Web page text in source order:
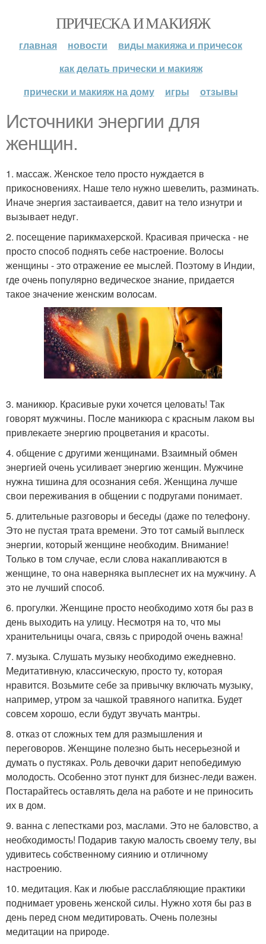
ПРИЧЕСКА И МАКИЯЖ
главная новости
виды макияжа и причесок
как делать прически и макияж
прически и макияж на дому
игры отзывы
Источники энергии для
женщин.
1. массаж. Женское тело просто нуждается в
прикосновениях. Наше тело нужно шевелить, разминать.
Иначе энергия застаивается, давит на тело изнутри и
вызывает недуг.
2. посещение парикмахерской. Красивая прическа - не
просто способ поднять себе настроение. Волосы
женщины - это отражение ее мыслей. Поэтому в Индии,
где очень популярно ведическое знание, придается
такое значение женским волосам.
3. маникюр. Красивые руки хочется целовать! Так
говорят мужчины. После маникюра с красным лаком вы
привлекаете энергию процветания и красоты.
4. общение с другими женщинами. Взаимный обмен
энергией очень усиливает энергию женщин. Мужчине
нужна тишина для осознания себя. Женщина лучше
свои переживания в общении с подругами понимает.
5. длительные разговоры и беседы (даже по телефону.
Это не пустая трата времени. Это тот самый выплеск
энергии, который женщине необходим. Внимание!
Только в том случае, если слова накапливаются в
женщине, то она наверняка выплеснет их на мужчину. А
это не лучший способ.
6. прогулки. Женщине просто необходимо хотя бы раз в
день выходить на улицу. Несмотря на то, что мы
хранительницы очага, связь с природой очень важна!
7. музыка. Слушать музыку необходимо ежедневно.
Медитативную, классическую, просто ту, которая
нравится. Возьмите себе за привычку включать музыку,
например, утром за чашкой травяного напитка. Будет
совсем хорошо, если будут звучать мантры.
8. отказ от сложных тем для размышления и
переговоров. Женщине полезно быть несерьезной и
думать о пустяках. Роль девочки дарит непобедимую
молодость. Особенно этот пункт для бизнес-леди важен.
Постарайтесь оставлять дела на работе и не приносить
их в дом.
9. ванна с лепестками роз, маслами. Это не баловство, а
необходимость! Подарив такую малость своему телу, вы
удивитесь собственному сиянию и отличному
настроению.
10. медитация. Как и любые расслабляющие практики
поднимает уровень женской силы. Нужно хотя бы раз в
день перед сном медитировать. Очень полезны
медитации на природе.